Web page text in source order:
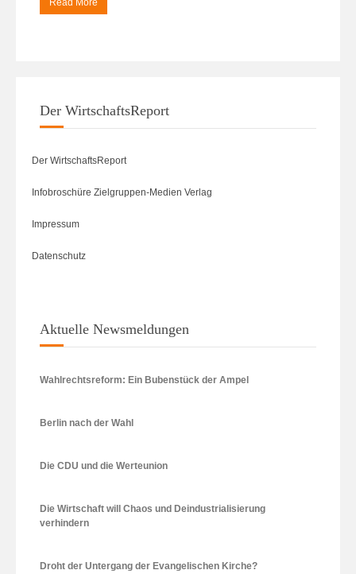
Read More
Der WirtschaftsReport
Der WirtschaftsReport
Infobroschüre Zielgruppen-Medien Verlag
Impressum
Datenschutz
Aktuelle Newsmeldungen
Wahlrechtsreform: Ein Bubenstück der Ampel
Berlin nach der Wahl
Die CDU und die Werteunion
Die Wirtschaft will Chaos und Deindustrialisierung
verhindern
Droht der Untergang der Evangelischen Kirche?